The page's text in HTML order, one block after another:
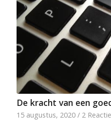
De kracht van een
15 augustus, 2020 / 2